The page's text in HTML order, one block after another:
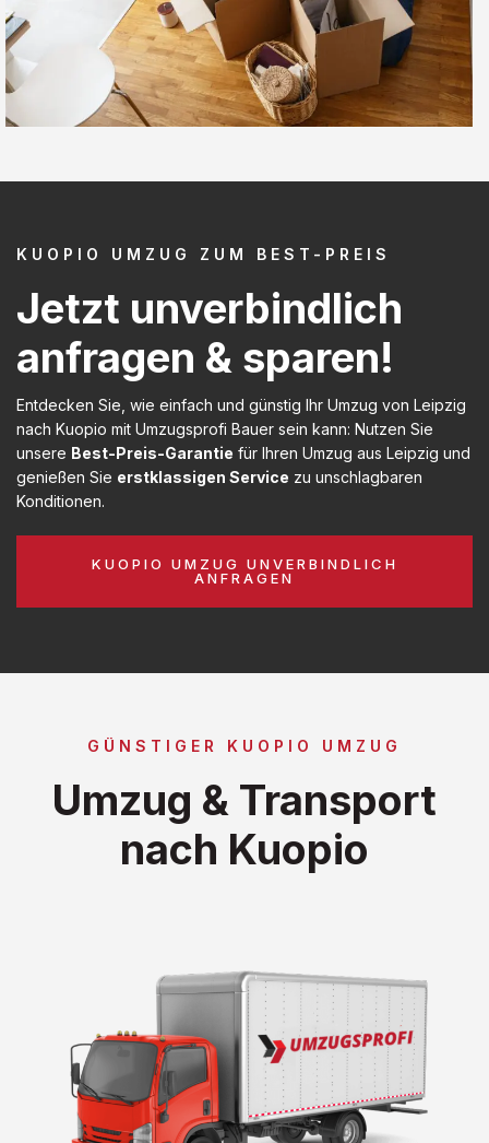
KUOPIO UMZUG ZUM BEST-PREIS
Jetzt unverbindlich
anfragen & sparen!
Entdecken Sie, wie einfach und günstig Ihr Umzug von Leipzig
nach Kuopio mit Umzugsprofi Bauer sein kann: Nutzen Sie
unsere Best-Preis-Garantie für Ihren Umzug aus Leipzig und
genießen Sie erstklassigen Service zu unschlagbaren
Konditionen.
KUOPIO UMZUG UNVERBINDLICH
ANFRAGEN
GÜNSTIGER KUOPIO UMZUG
Umzug & Transport
nach Kuopio